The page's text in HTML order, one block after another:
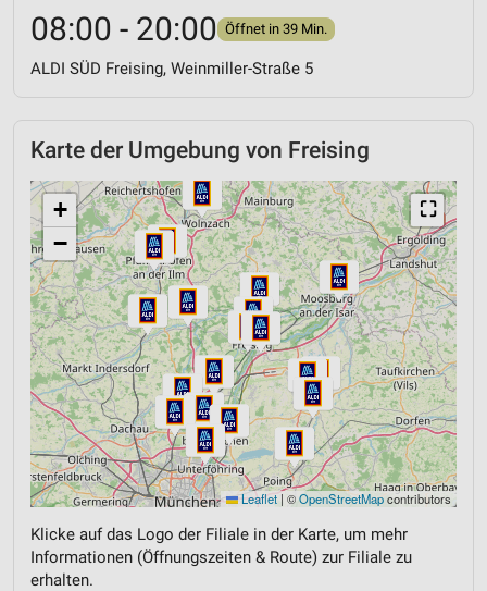
08:00 - 20:00 Öffnet in 39 Min.
ALDI SÜD Freising, Weinmiller-Straße 5
Karte der Umgebung von Freising
⛶
+
−
Leaflet | ©OpenStreetMapcontributors
Klicke auf das Logo der Filiale in der Karte, um mehr
Informationen (Öffnungszeiten & Route) zur Filiale zu
erhalten.